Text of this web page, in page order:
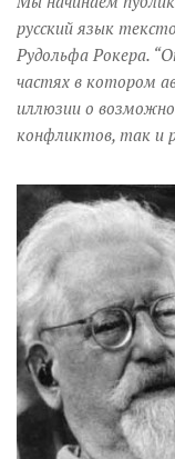
Научпоп
Головне
Цитати
Inter/antinational
русский язык
Рудольфа Рокера.
частях в котором
иллюзии о
конфликтов, так и